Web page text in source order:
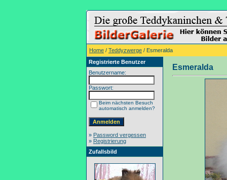
Home / Teddyzwerge / Esmeralda
Registrierte Benutzer
Benutzername:
Passwort:
Beim nächsten Besuch
automatisch anmelden?
» Password vergessen
» Registrierung
Zufallsbild
Esmeralda